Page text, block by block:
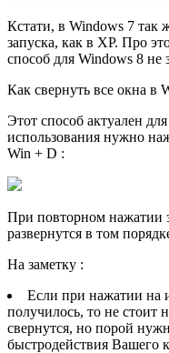
Кстати, в Windows 7 так
запуска, как в XP. Про
способ для Windows 8 не
Как свернуть все окна в
Этот способ актуален
использования нужно
Win + D :
При повторном нажатии
развернутся в том
На заметку :
Если при нажатии на
получилось, то не стоит
свернутся, но порой
быстродействия Вашего